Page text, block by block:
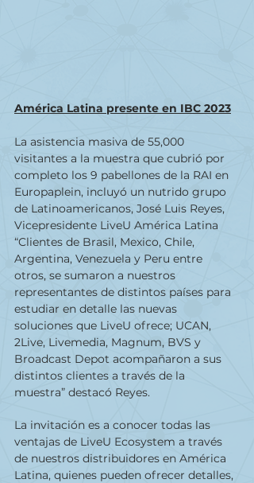
América Latina presente en IBC 2023
La asistencia masiva de 55,000
visitantes a la muestra que cubrió por
completo los 9 pabellones de la RAI en
Europaplein, incluyó un nutrido grupo
de Latinoamericanos, José Luis Reyes,
Vicepresidente LiveU América Latina
“Clientes de Brasil, Mexico, Chile,
Argentina, Venezuela y Peru entre
otros, se sumaron a nuestros
representantes de distintos países para
estudiar en detalle las nuevas
soluciones que LiveU ofrece; UCAN,
2Live, Livemedia, Magnum, BVS y
Broadcast Depot acompañaron a sus
distintos clientes a través de la
muestra” destacó Reyes.
La invitación es a conocer todas las
ventajas de LiveU Ecosystem a través
de nuestros distribuidores en América
Latina, quienes pueden ofrecer detalles,